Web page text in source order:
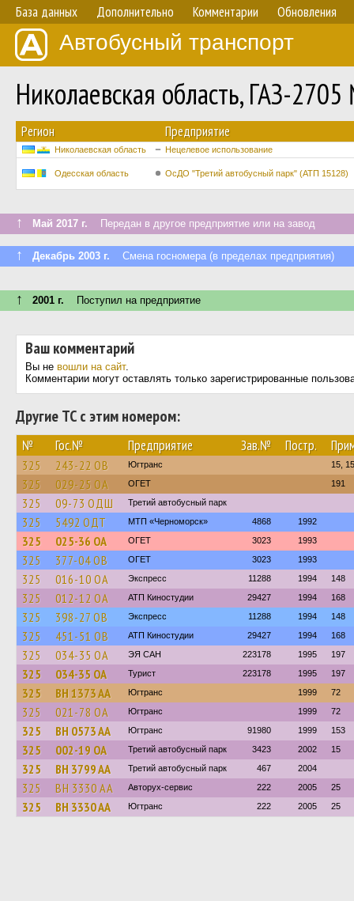
База данных Дополнительно Комментарии Обновления
Автобусный транспорт
Николаевская область, ГАЗ-
Регион Предприятие
Николаевская область Нецелевое использование
Одесская область ОсДО "Третий автобусный парк" (АТП 15128)
↑ Май 2017 г. Передан в другое предприятие или на завод
↑ Декабрь 2003 г. Смена госномера (в пределах предприятия)
↑ 2001 г. Поступил на предприятие
Ваш комментарий
Вы не вошли на сайт.
Комментарии могут оставлять только зарегистрированные
Другие ТС с этим номером:
№ Гос.№ Предприятие Зав.№ Постр.
325 243-22 ОВ Югтранс 15,
325 029-25 ОА ОГЕТ 191
325 09-73 ОДШ Третий автобусный парк
325 5492 ОДТ МТП «Черноморск» 4868 1992
325 025-36 ОА ОГЕТ 3023 1993
325 377-04 ОВ ОГЕТ 3023 1993
325 016-10 ОА Экспресс 11288 1994 148
325 012-12 ОА АТП Киностудии 29427 1994 168
325 398-27 ОВ Экспресс 11288 1994 148
325 451-51 ОВ АТП Киностудии 29427 1994 168
325 034-35 ОА ЭЯ САН 223178 1995 197
325 034-35 ОА Турист 223178 1995 197
325 BH 1373 AA Югтранс 1999 72
325 021-78 ОА Югтранс 1999 72
325 BH 0573 AA Югтранс 91980 1999 153
325 002-19 ОА Третий автобусный парк 3423 2002 15
325 BH 3799 AA Третий автобусный парк 467 2004
325 BH 3330 AA Авторух-сервис 222 2005 25
325 BH 3330 AA Югтранс 222 2005 25